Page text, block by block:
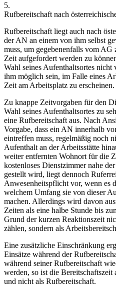
5.
Rufbereitschaft nach
Rufbereitschaft liegt auch nach
der AN an einem von ihm selbst
muss, um gegebenenfalls vom AG
Zeit aufgefordert werden zu
Wahl seines Aufenthaltsortes
ihm möglich sein, im Falle eines
Zeit am Arbeitsplatz zu erscheinen.
Zu knappe Zeitvorgaben für den
Wahl seines Aufenthaltsortes zu
eine Rufbereitschaft aus. Nach
Vorgabe, dass ein AN innerhalb
eintreffen muss, regelmäßig noch
Aufenthalt an der Arbeitsstätte
weiter entfernten Wohnort für die
kostenloses Dienstzimmernahe
gestellt wird, liegt dennoch
Anwesenheitspflicht vor, wenn es
welchem Umfang sie von dieser
machen. Allerdings wird davon
Zeiten als eine halbe Stunde bis
Grund der kurzen Reaktionszeit
zählen, sondern als
Eine zusätzliche Einschränkung
Einsätze während der
während seiner Rufbereitschaft
werden, so ist die
und nicht als Rufbereitschaft.